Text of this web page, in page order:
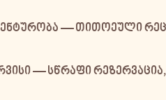
— თითოეული
— სწრაფი რეზერვაცია,